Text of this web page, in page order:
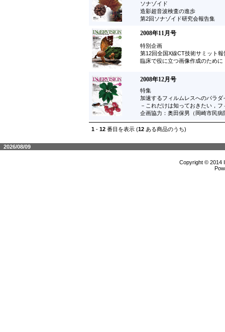
ソナゾイド
造影超音波検査の進歩
第2回ソナゾイド研究会報告集
2008年11月号
特別企画
第12回全国X線CT技術サミット報
臨床で役に立つ画像作成のために
2008年12月号
特集
加速するフィルムレスへのパラダ
－これだけは知っておきたい，
企画協力：奥田保男（岡崎市民病
1 - 12 番目を表示 (12 ある商品のうち)
2026/08/09
Copyright © 2014